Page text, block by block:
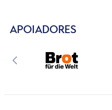
APOIADORES